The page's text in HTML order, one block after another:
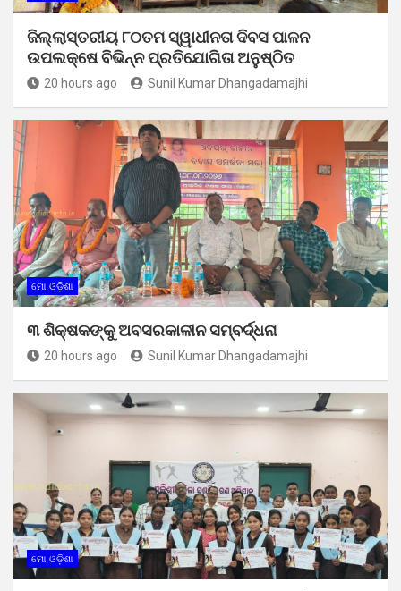
ଜିଲ୍ଲାସ୍ତରୀୟ ୮୦ତମ ସ୍ୱାଧୀନତା ଦିବସ ପାଳନ
ଉପଲକ୍ଷେ ବିଭିନ୍ନ ପ୍ରତିଯୋଗିତା ଅନୁଷ୍ଠିତ
20 hours ago Sunil Kumar Dhangadamajhi
ମୋ ଓଡ଼ିଶା
୩ ଶିକ୍ଷକଙ୍କୁ ଅବସରକାଳୀନ ସମ୍ବର୍ଦ୍ଧନା
20 hours ago Sunil Kumar Dhangadamajhi
ମୋ ଓଡ଼ିଶା